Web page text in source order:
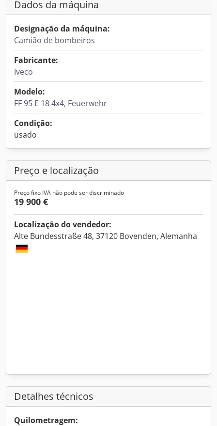
Dados da máquina
Designação da máquina:
Camião de bombeiros
Fabricante:
Iveco
Modelo:
FF 95 E 18 4x4, Feuerwehr
Condição:
usado
Preço e localização
Preço fixo IVA não pode ser discriminado
19 900 €
Localização do vendedor:
Alte Bundesstraße 48, 37120 Bovenden, Alemanha
Detalhes técnicos
Quilometragem: